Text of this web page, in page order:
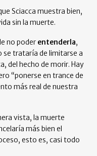
Sciacca muestra bien,
sin la muerte.
no poder entenderla,
se trataría de limitarse a
del hecho de morir. Hay
“ponerse en trance de
más real de nuestra
vista, la muerte
más bien el
esto es, casi todo